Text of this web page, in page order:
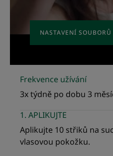
NASTAVENÍ SOUBORŮ
Frekvence užívání
3x týdně po dobu 3
1. APLIKUJTE
Aplikujte 10 střiků na
vlasovou pokožku.